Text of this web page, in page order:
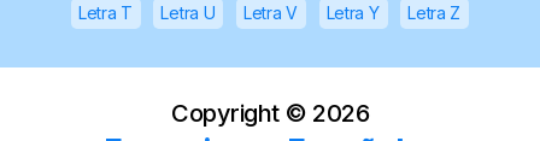
Letra T Letra U Letra V Letra Y Letra Z
Copyright © 2026